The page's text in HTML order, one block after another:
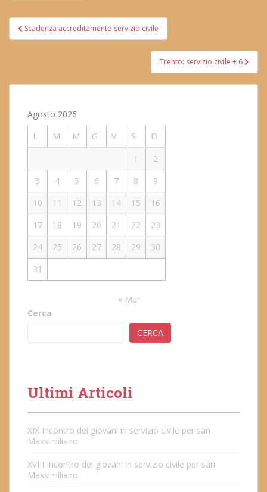
Navigazione
articoli
Scadenza accreditamento servizio civile
Trento: servizio civile + 6
Agosto 2026
L
M M G V S
D
1
2
3
4 5 6 7 8
9
10
11 12 13 14 15
16
17
18 19 20 21 22
23
24
25 26 27 28 29
30
31
« Mar
Cerca
CERCA
Ultimi Articoli
XIX Incontro dei giovani in servizio civile per san
Massimiliano
XVIII Incontro dei giovani in servizio civile per san
Massimiliano